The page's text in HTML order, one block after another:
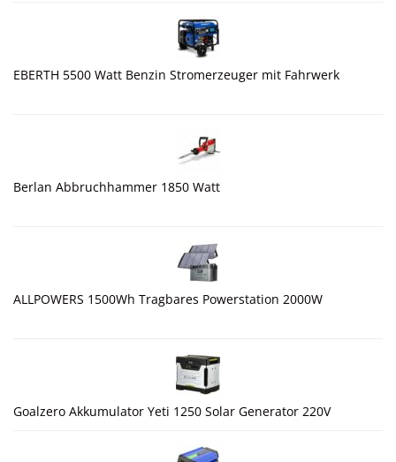
EBERTH 5500 Watt Benzin Stromerzeuger mit Fahrwerk
Berlan Abbruchhammer 1850 Watt
ALLPOWERS 1500Wh Tragbares Powerstation 2000W
Goalzero Akkumulator Yeti 1250 Solar Generator 220V